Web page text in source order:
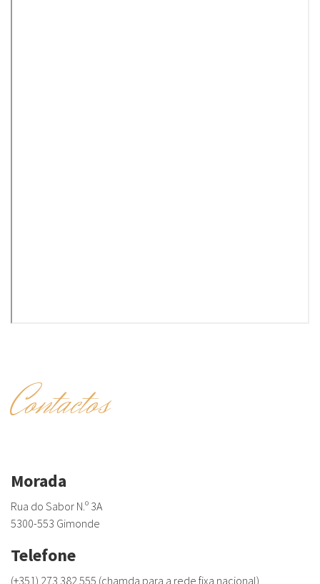
Contactos
Morada
Rua do Sabor N.º 3A
5300-553 Gimonde
Telefone
(+351) 273 382 555 (chamda para a rede fixa nacional)